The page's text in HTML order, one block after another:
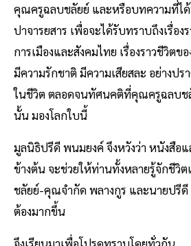
คุณครูฉลบชลัยย์ และหรือบทความที่ไ
ปาจารยสาร เพื่อจะได้รับทราบถึงเรื่อง
การเมืองและสังคมไทย เรื่องราวชีวิต
มีความรักชาติ มีความเสียสละ อย่างป
ในชีวิต ตลอดจนทัศนคติที่คุณครูฉลบช
นั้น มองโลกใบนี้
มูลนิธิปรีดี พนมยงค์ จึงหวังว่า หนังสือ
ข้างต้น จะช่วยให้ท่านทั้งหลายรู้จักชีวิ
ชลัยย์-คุณจำกัด พลางกูร และนายปรี
ต้องมากขึ้น